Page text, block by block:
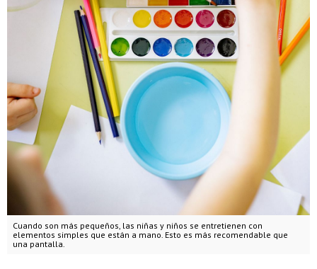
Cuando son más pequeños, las niñas y niños se entretienen con
elementos simples que están a mano. Esto es más recomendable que
una pantalla.